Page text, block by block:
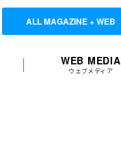
ALL MAGAZINE + WEB
WEB MEDIA
ウェブメディア